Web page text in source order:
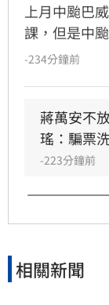
上月中颱巴
課，但是中
風豪雨，但
應，市民會
題，而是
夠公開透明
是這樣，所
還是很希望
-234分鐘前
蔣萬安不
瑤：騙票
-223分鐘前
相關新聞